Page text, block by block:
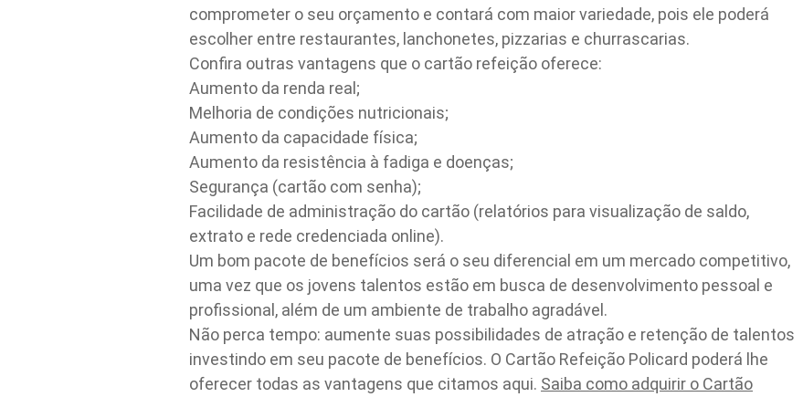
comprometer o seu orçamento e contará com maior variedade, pois ele poderá
escolher entre restaurantes, lanchonetes, pizzarias e churrascarias.
Confira outras vantagens que o cartão refeição oferece:
Aumento da renda real;
Melhoria de condições nutricionais;
Aumento da capacidade física;
Aumento da resistência à fadiga e doenças;
Segurança (cartão com senha);
Facilidade de administração do cartão (relatórios para visualização de saldo,
extrato e rede credenciada online).
Um bom pacote de benefícios será o seu diferencial em um mercado competitivo,
uma vez que os jovens talentos estão em busca de desenvolvimento pessoal e
profissional, além de um ambiente de trabalho agradável.
Não perca tempo: aumente suas possibilidades de atração e retenção de talentos
investindo em seu pacote de benefícios. O Cartão Refeição Policard poderá lhe
oferecer todas as vantagens que citamos aqui. Saiba como adquirir o Cartão